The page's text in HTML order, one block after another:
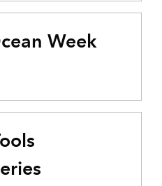
Week